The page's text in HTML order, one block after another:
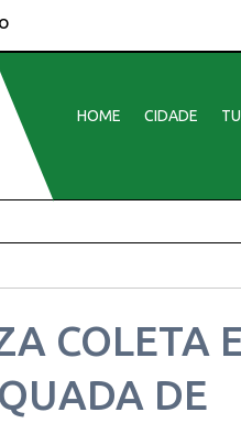
HOME CIDADE
COLETA
DE